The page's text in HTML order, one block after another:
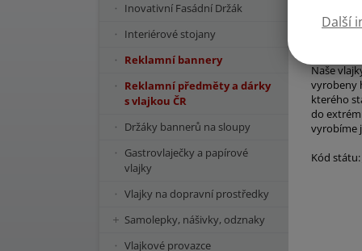
Další
Naše
vyrobeny
kterého
do
vyrobíme
Kód státu:
Inovativní Fasádní Držák
Interiérové stojany
Reklamní bannery
Reklamní předměty a dárky
s vlajkou ČR
Držáky bannerů na sloupy
Gastrovlaječky a papírové
vlajky
Vlajky na dopravní prostředky
Samolepky, nášivky, odznaky
Vlajkové provazce